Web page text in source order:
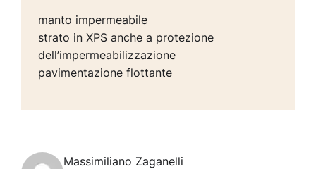
manto impermeabile
strato in XPS anche a protezione
dell’impermeabilizzazione
pavimentazione flottante
Massimiliano Zaganelli